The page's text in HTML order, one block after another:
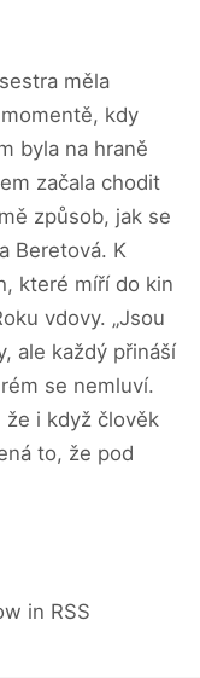
měla
kdy
byla na hraně
začala chodit
způsob, jak se
Beretová. K
které míří do kin
vdovy. „Jsou
ale každý přináší
se nemluví.
že i když člověk
to, že pod
in RSS